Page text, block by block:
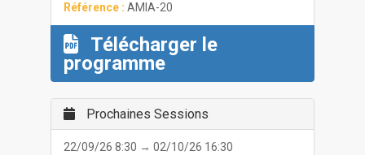
Référence : AMIA-20
Télécharger le
programme
Prochaines Sessions
22/09/26 8:30 → 02/10/26 16:30